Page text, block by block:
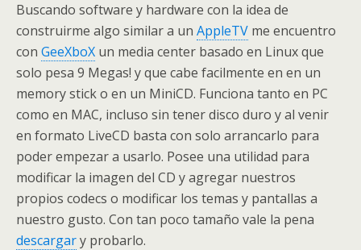
Buscando software y hardware con la idea de
construirme algo similar a un AppleTV me encuentro
con GeeXboX un media center basado en Linux que
solo pesa 9 Megas! y que cabe facilmente en en un
memory stick o en un MiniCD. Funciona tanto en PC
como en MAC, incluso sin tener disco duro y al venir
en formato LiveCD basta con solo arrancarlo para
poder empezar a usarlo. Posee una utilidad para
modificar la imagen del CD y agregar nuestros
propios codecs o modificar los temas y pantallas a
nuestro gusto. Con tan poco tamaño vale la pena
descargary probarlo.